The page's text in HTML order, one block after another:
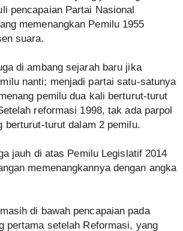
pencapaian Partai Nasional
memenangkan Pemilu 1955
suara.
di ambang sejarah baru jika
nanti; menjadi partai satu-satunya
pemilu dua kali berturut-turut
reformasi 1998, tak ada parpol
berturut-turut dalam 2 pemilu.
jauh di atas Pemilu Legislatif 2014
memenangkannya dengan angka
di bawah pencapaian pada
pertama setelah Reformasi, yang